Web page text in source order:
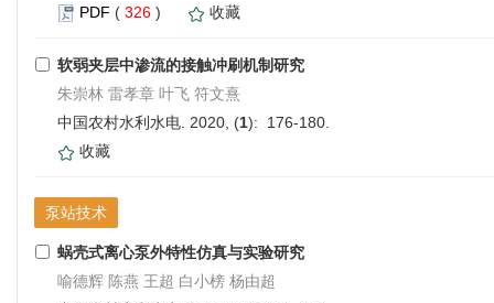
PDF ( 326 ) 收藏
软弱夹层中渗流的接触冲刷机制研究
朱崇林 雷孝章 叶飞 符文熹
中国农村水利水电. 2020, (1): 176-180.
收藏
泵站技术
蜗壳式离心泵外特性仿真与实验研究
喻德辉 陈燕 王超 白小榜 杨由超